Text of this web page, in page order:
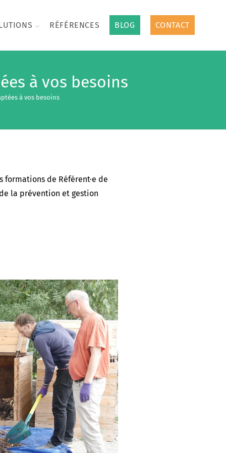
RÉFÉRENCES BLOG CONTACT
à vos besoins
à vos besoins
de Référent·e de
la prévention et gestion